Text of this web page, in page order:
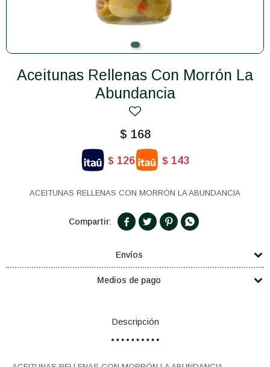
Aceitunas Rellenas Con Morrón La
Abundancia
$ 168
$ 126 $ 143
ACEITUNAS RELLENAS CON MORRÓN LA ABUNDANCIA
   
Envíos
Medios de pago
Descripción